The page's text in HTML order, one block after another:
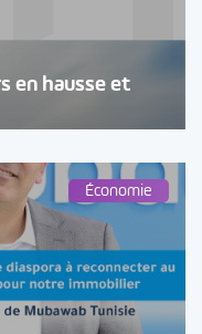
en hausse et
Économie